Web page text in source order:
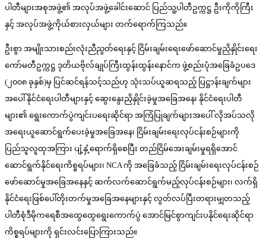
ပါတီများအစုအဖွဲ့၏ အလုပ်အဖွဲ့ခေါင်းဆောင် ပြည်သူ့ပါတီဥက္ကဋ္ဌ ဦးကိုကိုကြီး
နှင့် အလုပ်အဖွဲ့ကိုယ်စားလှယ်များ တက်ရောက်ကြသည်။
ဦးစွာ အမျိုးသားစည်းလုံးညီညွတ်ရေးနှင့် ငြိမ်းချမ်းရေးဖော်ဆောင်မှုညှိနှိုင်းရေး
ကော်မတီဥက္ကဋ္ဌ ဒုတိယဗိုလ်ချုပ်ကြီးထွန်းထွန်းနောင်က ဖွဲ့စည်းပုံအခြေခံဥပဒေ
(၂၀၀၈ ခုနှစ်)မှ ပြင်ဆင်ရန်သင့်သည်ဟု သုံးသပ်ယူဆရသည့် ပြဋ္ဌာန်းချက်များ
အပေါ် နိုင်ငံရေးပါတီများနှင့် ဆွေးနွေးညှိနှိုင်းခဲ့မှုအခြေအနေ၊ နိုင်ငံရေးပါတီ
များ၏ ရွေးကောက်ပွဲကျင်းပရေးဆိုင်ရာ အကြံပြုချက်များအပေါ် လိုအပ်သလို
အရေးယူဆောင်ရွက်ပေးခဲ့မှုအခြေအနေ၊ ငြိမ်းချမ်းရေးလုပ်ငန်းစဉ်များကို
ပြည်သူလူထုအကြား ပျံ့နှံ့ရောက်ရှိစေပြီး တည်ငြိမ်အေးချမ်းမှုရရှိအောင်
ဆောင်ရွက်နိုင်ရေးကိစ္စရပ်များ၊ NCA ကို အခြေခံသည့် ငြိမ်းချမ်းရေးလုပ်ငန်းစဉ်
ဖော်ဆောင်မှုအခြေအနေနှင့် ဆက်လက်ဆောင်ရွက်မည့်လုပ်ငန်းစဉ်များ၊ လက်ရှိ
နိုင်ငံရေးဖြစ်ပေါ်တိုးတက်မှုအခြေအနေများနှင့် လွတ်လပ်ပြီးတရားမျှတသည့်
ပါတီစုံဒီမိုကရေစီအထွေထွေရွေးကောက်ပွဲ အောင်မြင်စွာကျင်းပနိုင်ရေးဆိုင်ရာ
ကိစ္စရပ်များကို ရှင်းလင်းပြောကြားသည်။